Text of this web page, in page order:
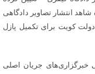
انتشار تصاویر دادگاهی
دولت کویت برای تکمیل پازل
خبرگزاری‌های جریان اصلی